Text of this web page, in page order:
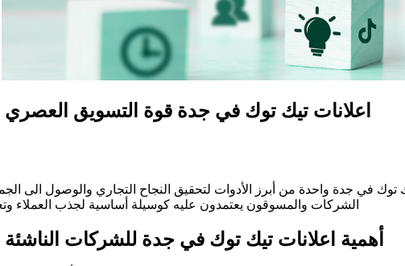
اعلانات تيك توك في جدة قوة التسويق
في جدة واحدة من أبرز الأدوات لتحقيق النجاح التجاري والوصول الى
الشركات والمسوقون يعتمدون عليه كوسيلة أساسية لجذب العملاء
أهمية اعلانات تيك توك في جدة للشركات الناشئة